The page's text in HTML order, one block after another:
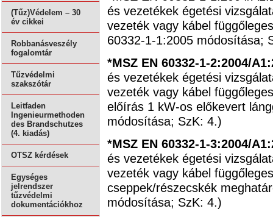
(Tűz)Védelem – 30
év cikkei
Robbanásveszély
fogalomtár
Tűzvédelmi
szakszótár
Leitfaden
Ingenieurmethoden
des Brandschutzes
(4. kiadás)
OTSZ kérdések
Egységes
jelrendszer
tűzvédelmi
dokumentációkhoz
és vezetékek égetési
vezeték vagy kábel
60332-1-1:2005 módosítása;
*MSZ EN 60332-1-2:2004/
és vezetékek égetési
vezeték vagy kábel
előírás 1 kW-os előkevert
módosítása; SzK: 4.)
*MSZ EN 60332-1-3:2004/
és vezetékek égetési
vezeték vagy kábel
cseppek/részecskék
módosítása; SzK: 4.)